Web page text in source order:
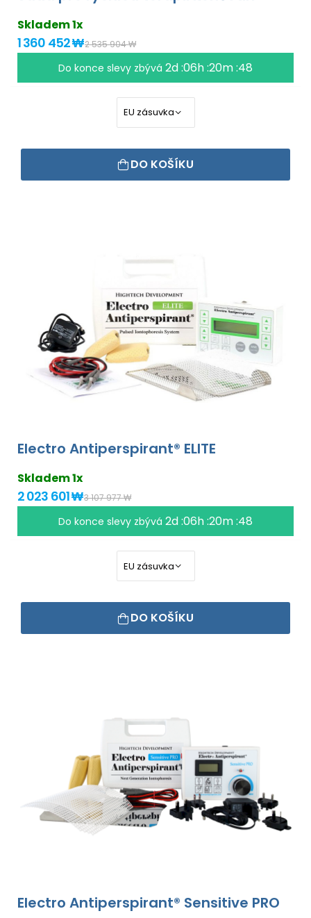
Skladem 1x
1 360 452 ₩2 535 904 ₩
Do konce slevy zbývá 2d :06h :20m :48
DO KOŠÍKU
Electro Antiperspirant® ELITE
Skladem 1x
2 023 601 ₩3 107 977 ₩
Do konce slevy zbývá 2d :06h :20m :48
DO KOŠÍKU
Electro Antiperspirant® Sensitive PRO